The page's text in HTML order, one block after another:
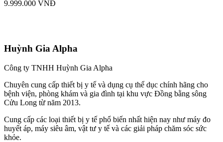
9.999.000 VNĐ
Huỳnh Gia Alpha
Công ty TNHH Huỳnh Gia Alpha
Chuyên cung cấp thiết bị y tế và dụng cụ thể dục chính hãng cho
bệnh viện, phòng khám và gia đình tại khu vực Đồng bằng sông
Cửu Long từ năm 2013.
Cung cấp các loại thiết bị y tế phổ biến nhất hiện nay như máy đo
huyết áp, máy siêu âm, vật tư y tế và các giải pháp chăm sóc sức
khỏe.